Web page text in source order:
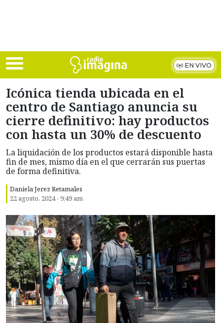
EN VIVO
Icónica tienda ubicada en el
centro de Santiago anuncia su
cierre definitivo: hay productos
con hasta un 30% de descuento
La liquidación de los productos estará disponible hasta
fin de mes, mismo día en el que cerrarán sus puertas
de forma definitiva.
Daniela Jerez Retamales
22 agosto, 2024 - 9:49 am